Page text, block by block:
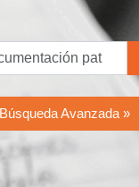
Búsqueda Avanzada »